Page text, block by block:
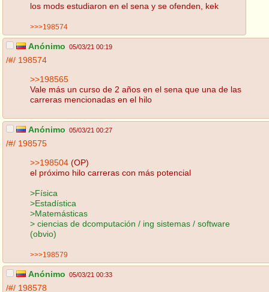
los mods estudiaron en el sena y se ofenden, kek
>>>198574
Anónimo 05/03/21 00:19
/#/ 198574
>>198565
Vale más un curso de 2 años en el sena que una de las
carreras mencionadas en el hilo
Anónimo 05/03/21 00:27
/#/ 198575
>>198504 (OP)
el próximo hilo carreras con más potencial
>Física
>Estadística
>Matemásticas
> ciencias de dcomputación / ing sistemas / software
(obvio)
>>>198579
Anónimo 05/03/21 00:33
/#/ 198578